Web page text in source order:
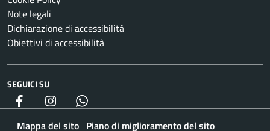
Note legali
Dichiarazione di accessibilità
Obiettivi di accessibilità
SEGUICI SU
Facebook Instagram
Mappa del sito Piano di miglioramento del sito